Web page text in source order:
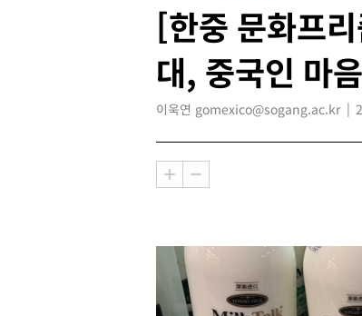
[한중 문화프
대, 중국인 마
이욱연 gomexico@sogang.ac.kr